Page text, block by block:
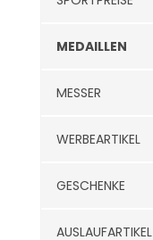
MEDAILLEN
MESSER
WERBEARTIKEL
GESCHENKE
AUSLAUFARTIKEL